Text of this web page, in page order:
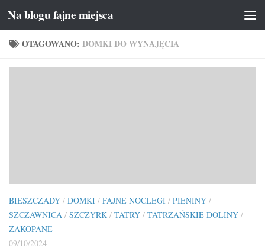
Przeskocz do treści
Na blogu fajne miejsca
OTAGOWANO: DOMKI DO WYNAJĘCIA
BIESZCZADY / DOMKI / FAJNE NOCLEGI / PIENINY /
SZCZAWNICA / SZCZYRK / TATRY / TATRZAŃSKIE DOLINY /
ZAKOPANE
09/10/2024